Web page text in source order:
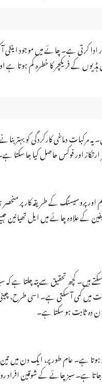
کرتی ہے۔ چائے میں موجود اینٹی
ہڈیوں کے فریکچر کا خطرہ کم ہوتا
مرکبات دماغی کارکردگی کو بہتر
اور فوکس حاصل کیا جا سکتا
پروسیسنگ کے طریقہ کار پر
کے علاوہ چائے میں ایل تھیانین
ہیں۔ کچھ تحقیق سے پتہ چلتا ہے
میں کمی آ سکتی ہے۔ اسی طرح،
دہ ثابت ہو سکتا ہے۔
ہے۔ عام طور پر، ایک دن میں
ہے۔ سبز چائے کے شوقین افراد